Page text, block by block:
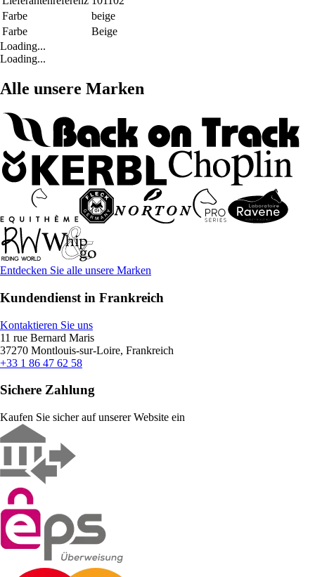
Farbe
beige
Farbe
Beige
Loading...
Loading...
Alle unsere Marken
Entdecken Sie alle unsere Marken
Kundendienst in Frankreich
Kontaktieren Sie uns
11 rue Bernard Maris
37270 Montlouis-sur-Loire, Frankreich
+33 1 86 47 62 58
Sichere Zahlung
Kaufen Sie sicher auf unserer Website ein